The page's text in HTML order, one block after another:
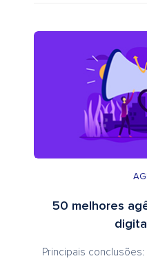
50 melhores
Principais